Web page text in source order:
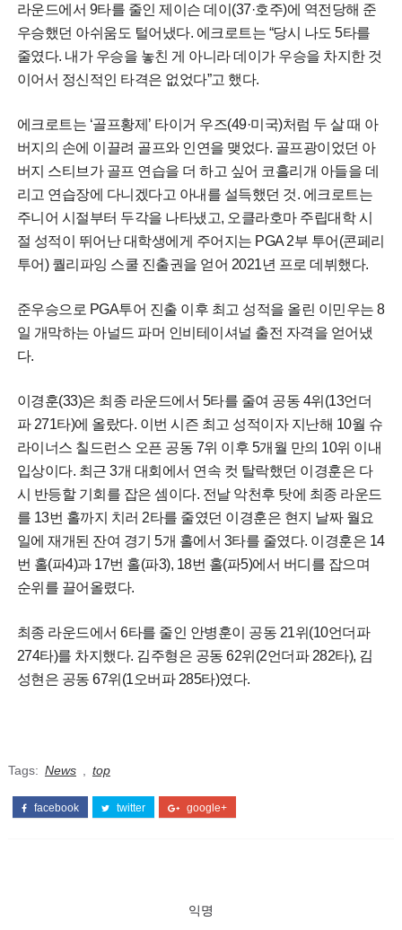
라운드에서 9타를 줄인 제이슨 데이(37·호주)에 역전당해 준
우승했던 아쉬움도 털어냈다. 에크로트는 “당시 나도 5타를
줄였다. 내가 우승을 놓친 게 아니라 데이가 우승을 차지한 것
이어서 정신적인 타격은 없었다”고 했다.
에크로트는 ‘골프황제’ 타이거 우즈(49·미국)처럼 두 살 때 아
버지의 손에 이끌려 골프와 인연을 맺었다. 골프광이었던 아
버지 스티브가 골프 연습을 더 하고 싶어 코흘리개 아들을 데
리고 연습장에 다니겠다고 아내를 설득했던 것. 에크로트는
주니어 시절부터 두각을 나타냈고, 오클라호마 주립대학 시
절 성적이 뛰어난 대학생에게 주어지는 PGA 2부 투어(콘페리
투어) 퀄리파잉 스쿨 진출권을 얻어 2021년 프로 데뷔했다.
준우승으로 PGA투어 진출 이후 최고 성적을 올린 이민우는 8
일 개막하는 아널드 파머 인비테이셔널 출전 자격을 얻어냈
다.
이경훈(33)은 최종 라운드에서 5타를 줄여 공동 4위(13언더
파 271타)에 올랐다. 이번 시즌 최고 성적이자 지난해 10월 슈
라이너스 칠드런스 오픈 공동 7위 이후 5개월 만의 10위 이내
입상이다. 최근 3개 대회에서 연속 컷 탈락했던 이경훈은 다
시 반등할 기회를 잡은 셈이다. 전날 악천후 탓에 최종 라운드
를 13번 홀까지 치러 2타를 줄였던 이경훈은 현지 날짜 월요
일에 재개된 잔여 경기 5개 홀에서 3타를 줄였다. 이경훈은 14
번 홀(파4)과 17번 홀(파3), 18번 홀(파5)에서 버디를 잡으며
순위를 끌어올렸다.
최종 라운드에서 6타를 줄인 안병훈이 공동 21위(10언더파
274타)를 차지했다. 김주형은 공동 62위(2언더파 282타), 김
성현은 공동 67위(1오버파 285타)였다.
Tags: News top
facebook twitter google+
익명